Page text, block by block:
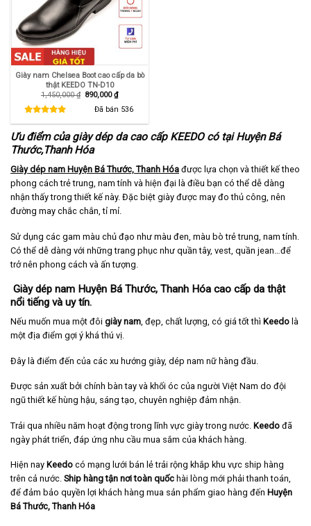
Giày nam Chelsea Boot cao cấp da bò
thật KEEDO TN-D10
1,450,000₫ Giá
1,450,000 ₫.
890,000₫Giá
hiện
tại
là:
890,000 ₫.
Đã bán 536
Ưu điểm của giày dép da cao cấp KEEDO có tại Huyện Bá
Thước,Thanh Hóa
Giày dép nam Huyện Bá Thước, Thanh Hóa được lựa chọn và thiết kế theo
phong cách trẻ trung, nam tính và hiện đại là điều bạn có thể dễ dàng
nhận thấy trong thiết kế này. Đặc biệt giày được may đo thủ công, nên
đường may chắc chắn, tỉ mỉ.
Sử dụng các gam màu chủ đạo như màu đen, màu bò trẻ trung, nam tính.
Có thể dễ dàng với những trang phục như quần tây, vest, quần jean…để
trở nên phong cách và ấn tượng.
Giày dép nam Huyện Bá Thước, Thanh Hóa cao cấp da thật
nổi tiếng và uy tín.
Nếu muốn mua một đôi giày nam , đẹp, chất lượng, có giá tốt thì Keedo là
một địa điểm gợi ý khá thú vị.
Đây là điểm đến của các xu hướng giày, dép nam nữ hàng đầu.
Được sản xuất bởi chính bàn tay và khối óc của người Việt Nam do đội
ngũ thiết kế hùng hậu, sáng tạo, chuyên nghiệp đảm nhận.
Trải qua nhiều năm hoạt động trong lĩnh vực giày trong nước. Keedo đã
ngày phát triển, đáp ứng nhu cầu mua sắm của khách hàng.
Hiện nay Keedo có mạng lưới bán lẻ trải rộng khắp khu vực ship hàng
trên cả nước. Ship hàng tận nơi toàn quốc hài lòng mới phải thanh toán,
để đảm bảo quyền lợi khách hàng mua sản phẩm giao hàng đến Huyện
Bá Thước, Thanh Hóa